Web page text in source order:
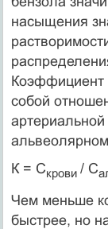
насыщения
Коэффициент
собой
артериальной
К = Скрови / С
Чем меньше
быстрее, но